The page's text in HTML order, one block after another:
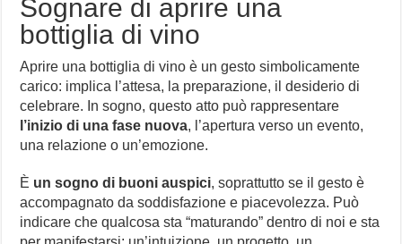
Sognare di aprire una
bottiglia di vino
Aprire una bottiglia di vino è un gesto simbolicamente
carico: implica l’attesa, la preparazione, il desiderio di
celebrare. In sogno, questo atto può rappresentare
l’inizio di una fase nuova, l’apertura verso un evento,
una relazione o un’emozione.
È un sogno di buoni auspici, soprattutto se il gesto è
accompagnato da soddisfazione e piacevolezza. Può
indicare che qualcosa sta “maturando” dentro di noi e sta